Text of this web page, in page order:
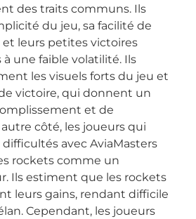
des traits communs. Ils
du jeu, sa facilité de
leurs petites victoires
une faible volatilité. Ils
les visuels forts du jeu et
victoire, qui donnent un
et de
côté, les joueurs qui
avec AviaMasters
rockets comme un
Ils estiment que les rockets
leurs gains, rendant difficile
Cependant, les joueurs